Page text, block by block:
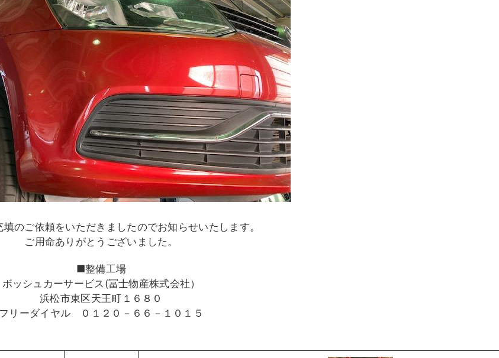
填のご依頼をいただきましたのでお知らせいたします。
ご用命ありがとうございました。
■整備工場
ボッシュカーサービス(冨士物産株式会社）
浜松市東区天王町１６８０
フリーダイヤル ０１２０－６６－１０１５